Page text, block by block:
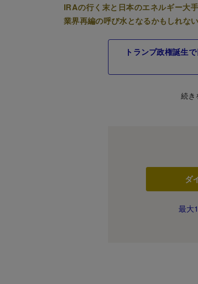
IRAの行く末と日本のエネルギー大
業界再編の呼び水となるかもしれな
トランプ政権誕生
続き
ダ
最大